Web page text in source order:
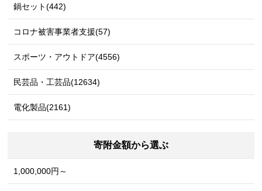
鍋セット(442)
コロナ被害事業者支援(57)
スポーツ・アウトドア(4556)
民芸品・工芸品(12634)
電化製品(2161)
寄附金額から選ぶ
1,000,000円～